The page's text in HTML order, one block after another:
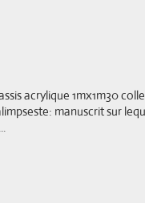
acrylique 1mx1m30
manuscrit sur